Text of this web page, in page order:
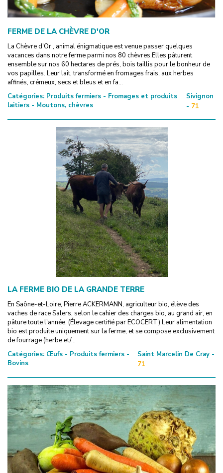
FERME DE LA CHÈVRE D'OR
La Chèvre d'Or , animal énigmatique est venue passer quelques
vacances dans notre ferme parmi nos 80 chèvres.Elles pâturent
ensemble sur nos 60 hectares de prés, bois taillis pour le bonheur de
vos papilles. Leur lait, transformé en fromages frais, aux herbes
affinés, crémeux, secs et bleus et en fa...
Catégories: Produits fermiers - Fromages et produits
laitiers - Moutons, chèvres
Sivignon
- 71
LA FERME BIO DE LA GRANDE TERRE
En Saône-et-Loire, Pierre ACKERMANN, agriculteur bio, élève des
vaches de race Salers, selon le cahier des charges bio, au grand air, en
pâture toute l'année. (Élevage certifié par ECOCERT) Leur alimentation
bio est produite uniquement sur la ferme, et se compose exclusivement
de fourrage (herbe et/...
Catégories: Œufs - Produits fermiers -
Bovins
Saint Marcelin De Cray -
71